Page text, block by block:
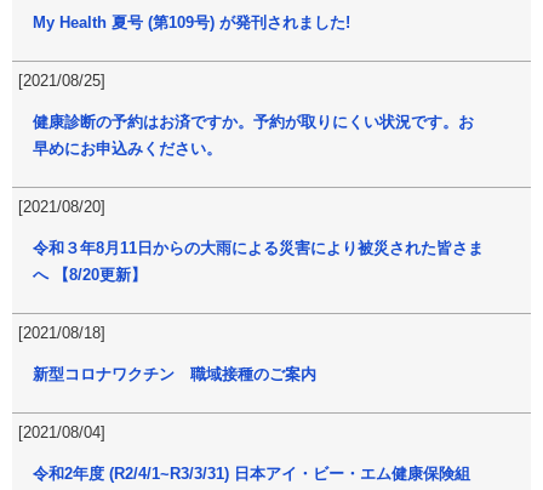
My Health 夏号 (第109号) が発刊されました!
[2021/08/25]
健康診断の予約はお済ですか。予約が取りにくい状況です。お
早めにお申込みください。
[2021/08/20]
令和３年8月11日からの大雨による災害により被災された皆さま
へ 【8/20更新】
[2021/08/18]
新型コロナワクチン 職域接種のご案内
[2021/08/04]
令和2年度 (R2/4/1~R3/3/31) 日本アイ・ビー・エム健康保険組